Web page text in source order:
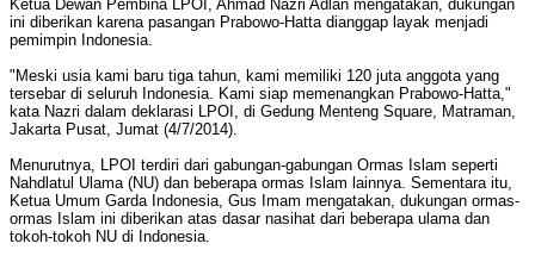
Ketua Dewan Pembina LPOI, Ahmad Nazri Adlan mengatakan, dukungan
ini diberikan karena pasangan Prabowo-Hatta dianggap layak menjadi
pemimpin Indonesia.
"Meski usia kami baru tiga tahun, kami memiliki 120 juta anggota yang
tersebar di seluruh Indonesia. Kami siap memenangkan Prabowo-Hatta,"
kata Nazri dalam deklarasi LPOI, di Gedung Menteng Square, Matraman,
Jakarta Pusat, Jumat (4/7/2014).
Menurutnya, LPOI terdiri dari gabungan-gabungan Ormas Islam seperti
Nahdlatul Ulama (NU) dan beberapa ormas Islam lainnya. Sementara itu,
Ketua Umum Garda Indonesia, Gus Imam mengatakan, dukungan ormas-
ormas Islam ini diberikan atas dasar nasihat dari beberapa ulama dan
tokoh-tokoh NU di Indonesia.